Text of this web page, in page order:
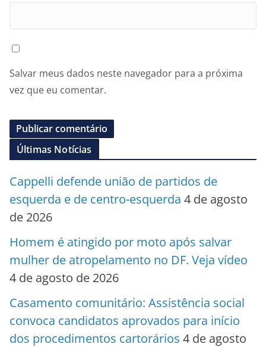
Salvar meus dados neste navegador para a próxima
vez que eu comentar.
Últimas Notícias
Cappelli defende união de partidos de
esquerda e de centro-esquerda 4 de agosto
de 2026
Homem é atingido por moto após salvar
mulher de atropelamento no DF. Veja vídeo
4 de agosto de 2026
Casamento comunitário: Assistência social
convoca candidatos aprovados para início
dos procedimentos cartorários 4 de agosto